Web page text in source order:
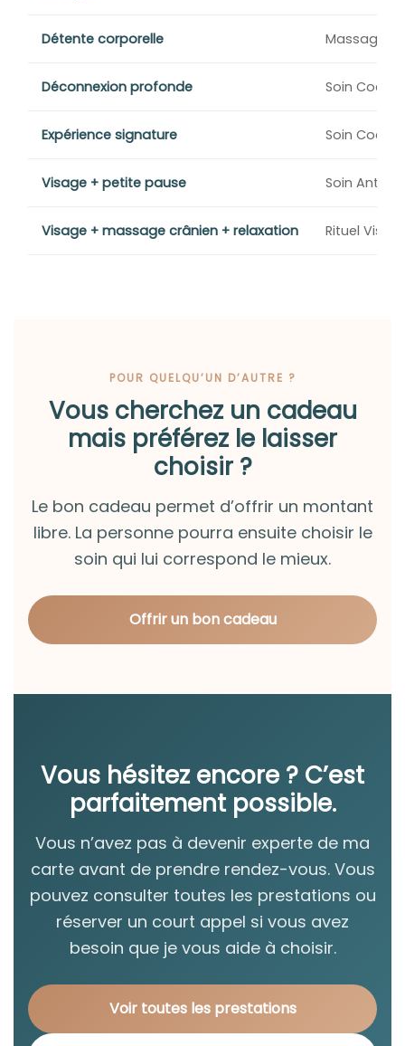
Détente corporelle Massage
Déconnexion profonde Soin Cocon
Expérience signature Soin Cocon
Visage + petite pause Soin Anti-
Visage + massage crânien + relaxation Rituel
POUR QUELQU’UN D’AUTRE ?
Vous cherchez un cadeau
mais préférez le laisser
choisir ?
Le bon cadeau permet d’offrir un montant
libre. La personne pourra ensuite choisir le
soin qui lui correspond le mieux.
Offrir un bon cadeau
Vous hésitez encore ? C’est
parfaitement possible.
Vous n’avez pas à devenir experte de ma
carte avant de prendre rendez-vous. Vous
pouvez consulter toutes les prestations ou
réserver un court appel si vous avez
besoin que je vous aide à choisir.
Voir toutes les prestations